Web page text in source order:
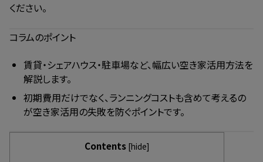
ください。
コラムのポイント
賃貸・シェアハウス・駐車場など、幅広い空き家活用方法を
解説します。
初期費用だけでなく、ランニングコストも含めて考えるの
が空き家活用の失敗を防ぐポイントです。
Contents [hide]